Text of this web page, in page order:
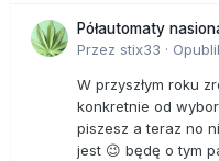
Półautomaty
Przez stix33 ·
W przyszłym roku
konkretnie od
piszesz a teraz no
jest 😉 będę o tym